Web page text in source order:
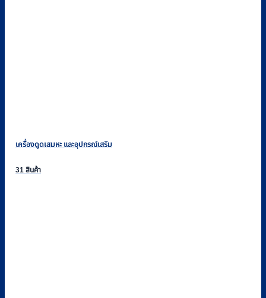
เครื่องดูดเสมหะ และอุปกรณ์เสริม
31 สินค้า